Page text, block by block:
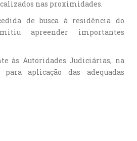
nas proximidades.
de busca à residência do
apreender importantes
às Autoridades Judiciárias, na
aplicação das adequadas